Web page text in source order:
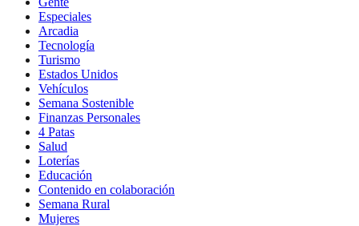
Especiales
Arcadia
Tecnología
Turismo
Estados Unidos
Vehículos
Semana Sostenible
Finanzas Personales
4 Patas
Salud
Loterías
Educación
Contenido en colaboración
Semana Rural
Mujeres